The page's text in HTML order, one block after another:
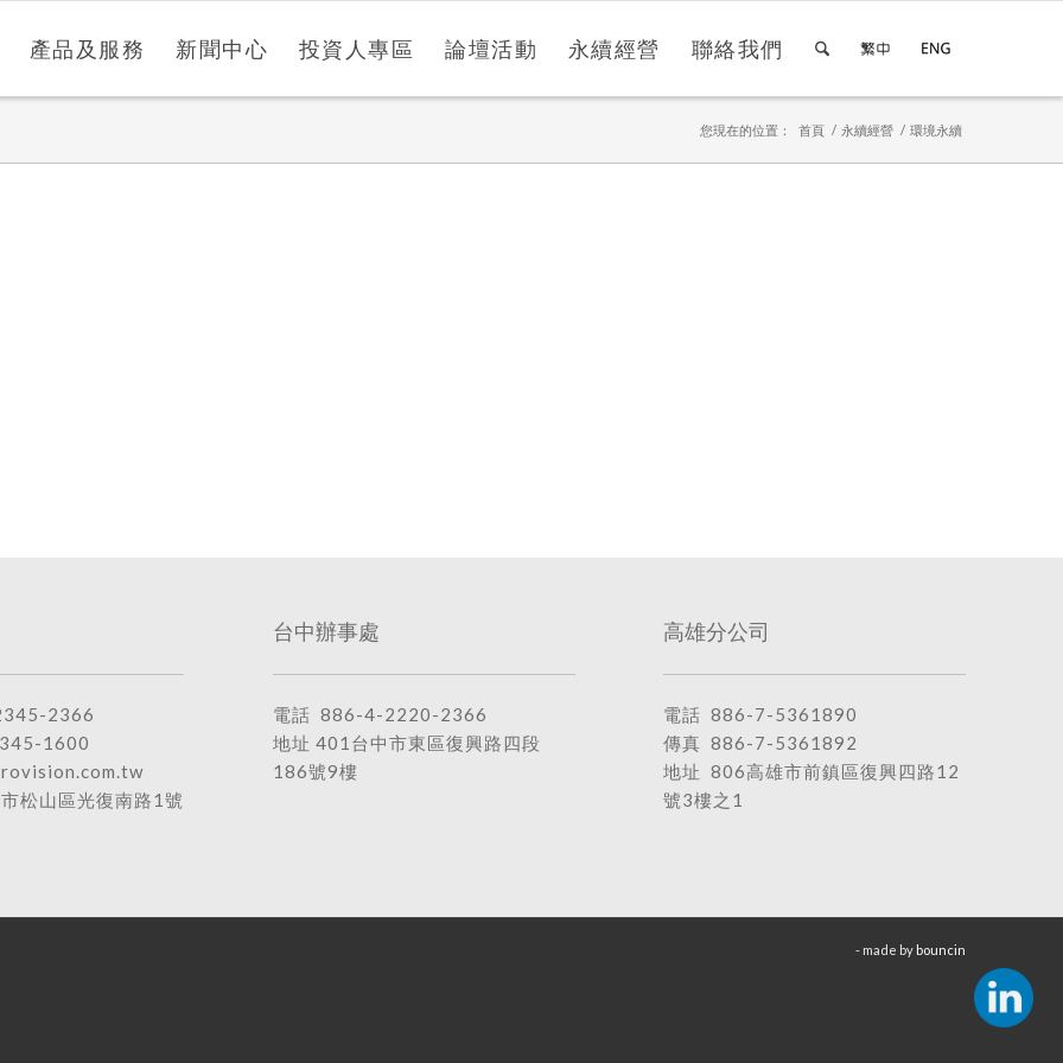
產品及服務 新聞中心 投資人專區 論壇活動 永續經營 聯絡我們
您現在的位置： 首頁 / 永續經營 / 環境永續
2366
1600
松山區光復南路1號
台中辦事處
電話 886-4-2220-2366
地址 401台中市東區復興路四段
186號9樓
高雄分公司
電話 886-7-5361890
傳真 886-7-5361892
地址 806高雄市前鎮區復興四路12
號3樓之1
- made by bouncin